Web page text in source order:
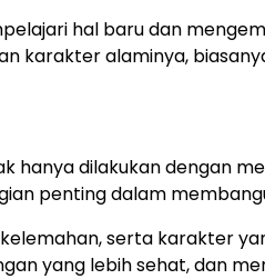
hal baru dan
karakter alaminya,
hanya dilakukan dengan
penting dalam
serta karakter
yang lebih sehat, dan